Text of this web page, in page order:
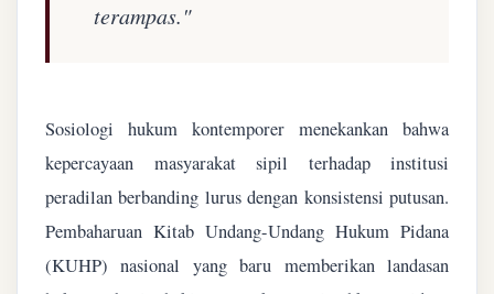
terampas."
Sosiologi hukum kontemporer menekankan bahwa
kepercayaan masyarakat sipil terhadap institusi
peradilan berbanding lurus dengan konsistensi putusan.
Pembaharuan Kitab Undang-Undang Hukum Pidana
(KUHP) nasional yang baru memberikan landasan